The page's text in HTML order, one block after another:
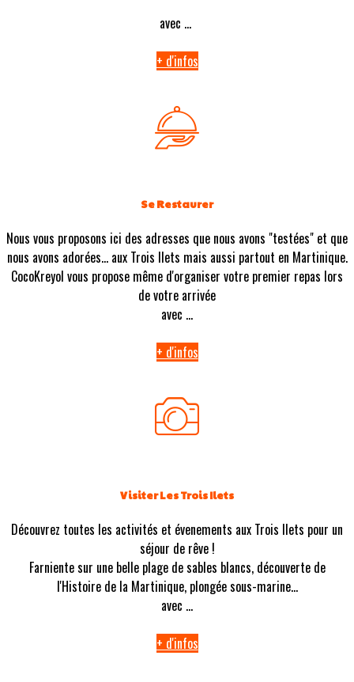
avec ...
+ d'infos
Se Restaurer
Nous vous proposons ici des adresses que nous avons "testées" et que
nous avons adorées... aux Trois Ilets mais aussi partout en Martinique.
CocoKreyol vous propose même d'organiser votre premier repas lors
de votre arrivée
avec ...
+ d'infos
Visiter Les Trois Ilets
Découvrez toutes les activités et évenements aux Trois Ilets pour un
séjour de rêve !
Farniente sur une belle plage de sables blancs, découverte de
l'Histoire de la Martinique, plongée sous-marine...
avec ...
+ d'infos